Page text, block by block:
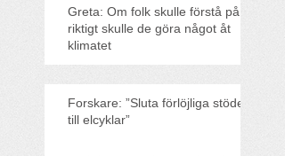
Greta: Om folk skulle förstå på
riktigt skulle de göra något åt
klimatet
Forskare: ”Sluta förlöjliga stödet
till elcyklar”